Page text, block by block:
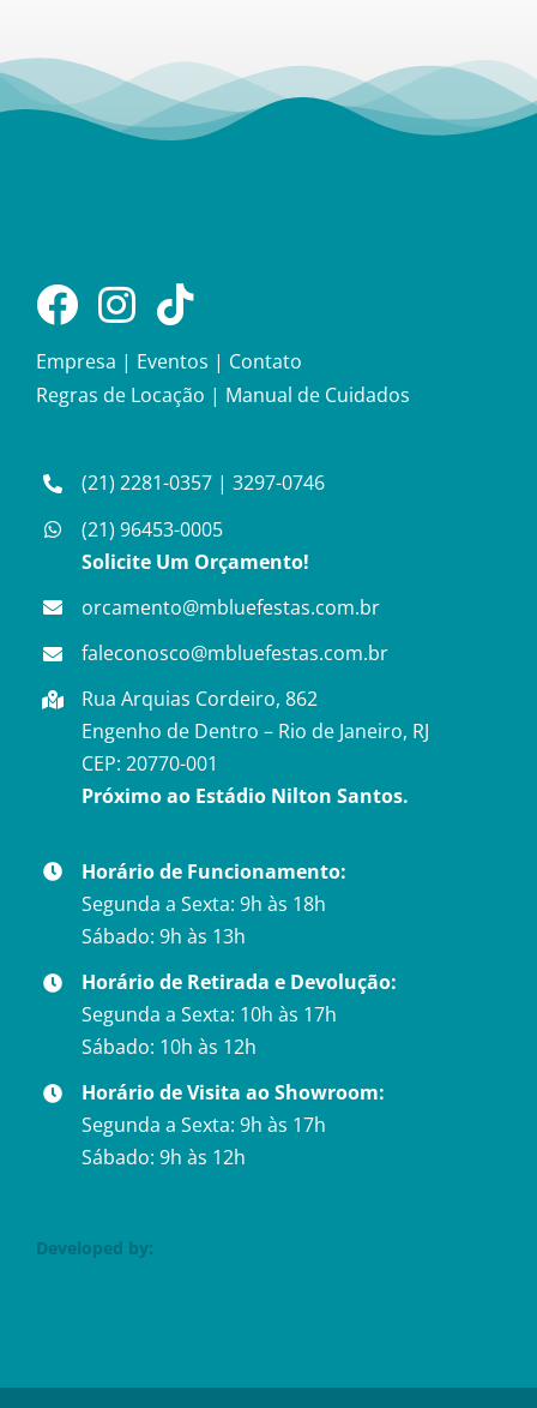
Empresa | Eventos | Contato
Regras de Locação | Manual de Cuidados
(21) 2281-0357 |3297-0746
(21) 96453-0005
Solicite Um Orçamento!
orcamento@mbluefestas.com.br
faleconosco@mbluefestas.com.br
Rua Arquias Cordeiro, 862
Engenho de Dentro – Rio de Janeiro, RJ
CEP: 20770-001
Próximo ao Estádio Nilton Santos.
Horário de Funcionamento:
Segunda a Sexta: 9h às 18h
Sábado: 9h às 13h
Horário de Retirada e Devolução:
Segunda a Sexta: 10h às 17h
Sábado: 10h às 12h
Horário de Visita ao Showroom:
Segunda a Sexta: 9h às 17h
Sábado: 9h às 12h
Developed by: